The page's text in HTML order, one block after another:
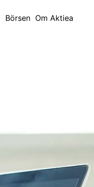
Börsen Om Aktiea